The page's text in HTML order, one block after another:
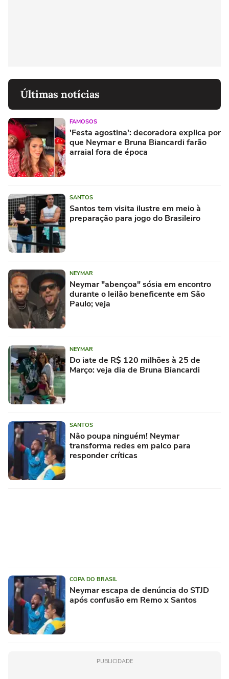
Últimas notícias
FAMOSOS
'Festa agostina': decoradora explica por
que Neymar e Bruna Biancardi farão
arraial fora de época
SANTOS
Santos tem visita ilustre em meio à
preparação para jogo do Brasileiro
NEYMAR
Neymar "abençoa" sósia em encontro
durante o leilão beneficente em São
Paulo; veja
NEYMAR
Do iate de R$ 120 milhões à 25 de
Março: veja dia de Bruna Biancardi
SANTOS
Não poupa ninguém! Neymar
transforma redes em palco para
responder críticas
COPA DO BRASIL
Neymar escapa de denúncia do STJD
após confusão em Remo x Santos
PUBLICIDADE